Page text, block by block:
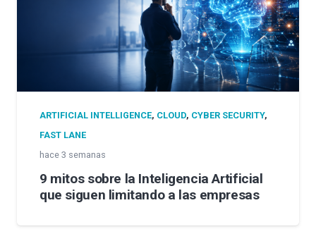
ARTIFICIAL INTELLIGENCE, CLOUD, CYBER SECURITY,
FAST LANE
hace 3 semanas
9 mitos sobre la Inteligencia Artificial
que siguen limitando a las empresas